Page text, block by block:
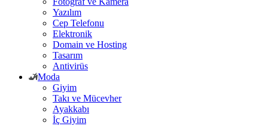
Yazılım
Cep Telefonu
Elektronik
Domain ve Hosting
Tasarım
Antivirüs
Moda
Giyim
Takı ve Mücevher
Ayakkabı
İç Giyim